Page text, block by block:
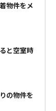
物件をメ
と空室時
の物件を